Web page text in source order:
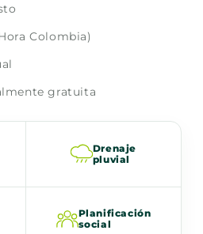
Colombia)
gratuita
Drenaje
pluvial
Planificación
social